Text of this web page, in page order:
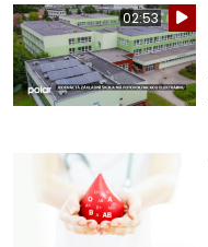
02:53